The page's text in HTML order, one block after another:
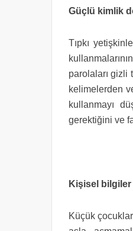
Güçlü kimlik
Tıpkı
parolaları gizli
kelimelerden
kullanmayı
gerektiğini ve
Kişisel
Küçük